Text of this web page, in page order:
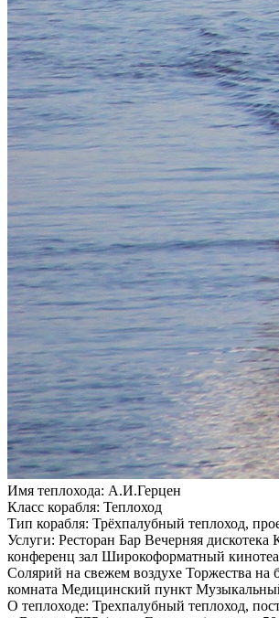
Имя теплохода: А.И.Герцен
Класс корабля: Теплоход
Тип корабля: Трёхпалубный теплоход,
Услуги: Ресторан Бар Вечерняя
конференц зал Широкоформатный
Солярий на свежем воздухе Торжества на
комната Медицинский пункт
О теплоходе: Трехпалубный теплоход,